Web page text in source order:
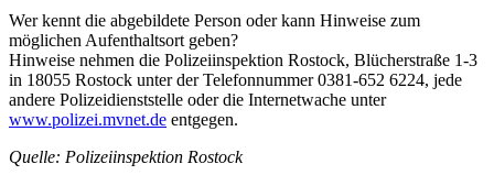
Wer kennt die abgebildete Person oder kann Hinweise zum
möglichen Aufenthaltsort geben?
Hinweise nehmen die Polizeiinspektion Rostock, Blücherstraße 1-3
in 18055 Rostock unter der Telefonnummer 0381-652 6224, jede
andere Polizeidienststelle oder die Internetwache unter
www.polizei.mvnet.de entgegen.
Quelle: Polizeiinspektion Rostock